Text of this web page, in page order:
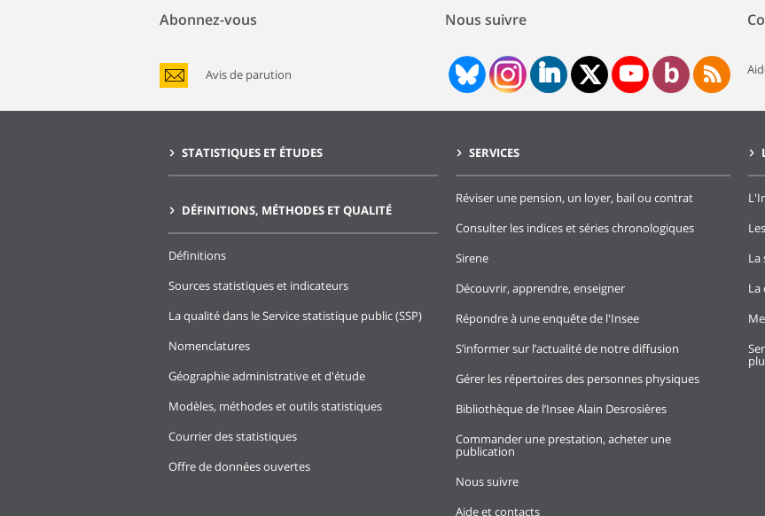
Abonnez-vous
Avis de parution
Nous suivre
STATISTIQUES ET ÉTUDES
DÉFINITIONS, MÉTHODES ET QUALITÉ
Définitions
Sources statistiques et indicateurs
La qualité dans le Service statistique public (SSP)
Nomenclatures
Géographie administrative et d'étude
Modèles, méthodes et outils statistiques
Courrier des statistiques
Offre de données ouvertes
SERVICES
Réviser une pension, un loyer, bail ou contrat
Consulter les indices et séries chronologiques
Sirene
Découvrir, apprendre, enseigner
Répondre à une enquête de l'Insee
S’informer sur l’actualité de notre diffusion
Gérer les répertoires des personnes physiques
Bibliothèque de l’Insee Alain Desrosières
Commander une prestation, acheter une
publication
Nous suivre
Aide et contacts
La